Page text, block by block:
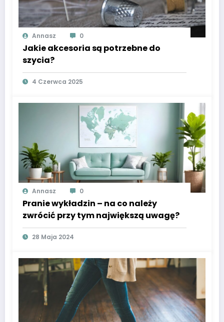
Annasz 0
Jakie akcesoria są potrzebne do
szycia?
4 Czerwca 2025
Annasz 0
Pranie wykładzin – na co należy
zwrócić przy tym największą uwagę?
28 Maja 2024